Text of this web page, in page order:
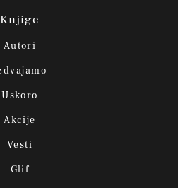
Knjige
Autori
Uskoro
Akcije
Vesti
Glif